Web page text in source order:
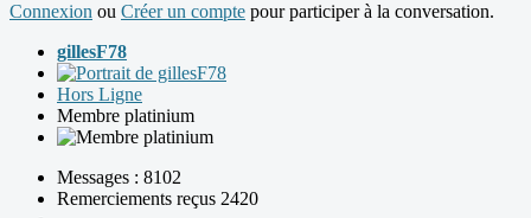
Connexion ou Créer un compte pour participer à la conversation.
gillesF78
Hors Ligne
Membre platinium
Messages : 8102
Remerciements reçus 2420